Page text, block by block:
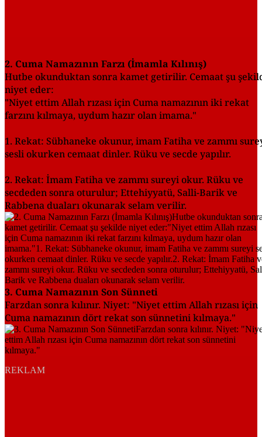
2. Cuma Namazının Farzı (İmamla Kılınış)
Hutbe okunduktan sonra kamet getirilir. Cemaat şu
niyet eder:
"Niyet ettim Allah rızası için Cuma namazının iki rekat
farzını kılmaya, uydum hazır olan imama."
1. Rekat: Sübhaneke okunur, imam Fatiha ve zammı
sesli okurken cemaat dinler. Rüku ve secde yapılır.
2. Rekat: İmam Fatiha ve zammı sureyi okur. Rüku ve
secdeden sonra oturulur; Ettehiyyatü, Salli-Barik ve
Rabbena duaları okunarak selam verilir.
3. Cuma Namazının Son Sünneti
Farzdan sonra kılınır. Niyet: "Niyet ettim Allah rızası için
Cuma namazının dört rekat son sünnetini kılmaya."
REKLAM